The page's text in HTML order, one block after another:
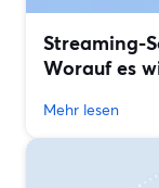
Streaming-
Worauf es
Mehr lesen